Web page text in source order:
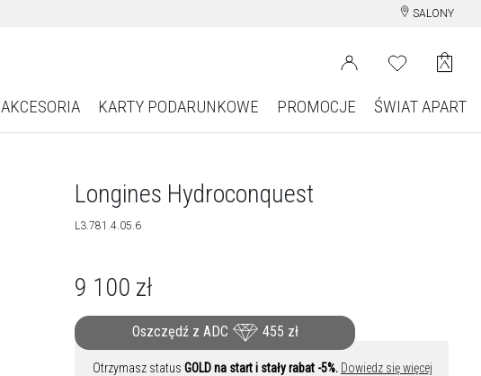
SALONY
AKCESORIA KARTY PODARUNKOWE PROMOCJE ŚWIAT APART
Longines Hydroconquest
L3.781.4.05.6
9 100 zł
Oszczędź z ADC 455 zł
Otrzymasz status GOLD na start i stały rabat -5%. Dowiedz się więcej